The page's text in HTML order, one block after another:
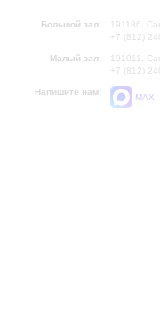
Большой зал:
191186,
+7 (812)
Малый зал:
191011,
+7 (812)
Напишите нам:
MAX